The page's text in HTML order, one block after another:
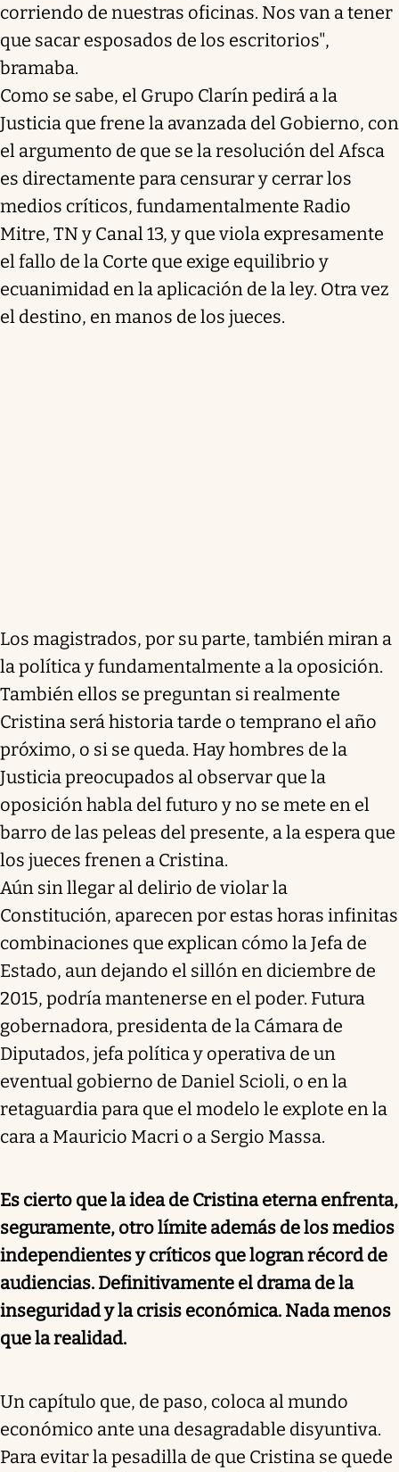
corriendo de nuestras oficinas. Nos van a tener
que sacar esposados de los escritorios",
bramaba.
Como se sabe, el Grupo Clarín pedirá a la
Justicia que frene la avanzada del Gobierno, con
el argumento de que se la resolución del Afsca
es directamente para censurar y cerrar los
medios críticos, fundamentalmente Radio
Mitre, TN y Canal 13, y que viola expresamente
el fallo de la Corte que exige equilibrio y
ecuanimidad en la aplicación de la ley. Otra vez
el destino, en manos de los jueces.
Los magistrados, por su parte, también miran a
la política y fundamentalmente a la oposición.
También ellos se preguntan si realmente
Cristina será historia tarde o temprano el año
próximo, o si se queda. Hay hombres de la
Justicia preocupados al observar que la
oposición habla del futuro y no se mete en el
barro de las peleas del presente, a la espera que
los jueces frenen a Cristina.
Aún sin llegar al delirio de violar la
Constitución, aparecen por estas horas infinitas
combinaciones que explican cómo la Jefa de
Estado, aun dejando el sillón en diciembre de
2015, podría mantenerse en el poder. Futura
gobernadora, presidenta de la Cámara de
Diputados, jefa política y operativa de un
eventual gobierno de Daniel Scioli, o en la
retaguardia para que el modelo le explote en la
cara a Mauricio Macri o a Sergio Massa.
Es cierto que la idea de Cristina eterna enfrenta,
seguramente, otro límite además de los medios
independientes y críticos que logran récord de
audiencias. Definitivamente el drama de la
inseguridad y la crisis económica. Nada menos
que la realidad.
Un capítulo que, de paso, coloca al mundo
económico ante una desagradable disyuntiva.
Para evitar la pesadilla de que Cristina se quede